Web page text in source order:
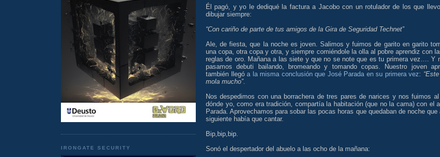
IRONGATE SECURITY
Él pagó, y yo le dediqué la factura a Jacobo con un rotulador de los que
dibujar siempre:
“Con cariño de parte de tus amigos de la Gira de Seguridad Technet”
Ale, de fiesta, que la noche es joven. Salimos y fuimos de garito en garito
una copa, otra copa y otra, y siempre comiéndole la olla al pobre aprendiz con
reglas de oro. Mañana a las siete y que no se note que es tu primera vez…. Y
pasamos debuti bailando, bromeando y tomando copas. Nuestro joven
también llegóa la misma conclusión que José Parada en su primera vez:
mola mucho”.
Nos despedimos con una borrachera de tres pares de narices y nos fuimos al
dónde yo, como era tradición, compartía la habitación (que no la cama) con el
Parada. Aprovechamos para sobar las pocas horas que quedaban de noche que
siguiente había que cantar.
Bip,bip,bip.
Sonó el despertador del abuelo a las ocho de la mañana: